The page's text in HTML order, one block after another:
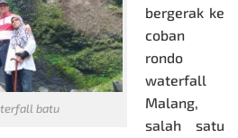
batu
bergerak ke
coban
rondo
waterfall
Malang,
salah satu